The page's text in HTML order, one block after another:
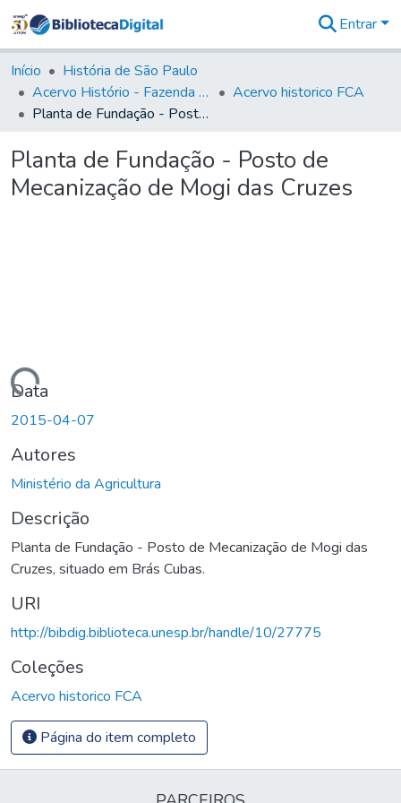
&
Coleções
Tudo na
Biblioteca
Estatísticas
Entrar
Início
História de São Paulo
Acervo Histório - Fazenda Lageado
Acervo historico FCA
Planta de Fundação - Posto de Mecanização de Mogi das Cruzes
Planta de Fundação - Posto de
Mecanização de Mogi das Cruzes
Carregando...
Data
2015-04-07
Autores
Ministério da Agricultura
Descrição
Planta de Fundação - Posto de Mecanização de Mogi das
Cruzes, situado em Brás Cubas.
URI
http://bibdig.biblioteca.unesp.br/handle/10/27775
Coleções
Acervo historico FCA
Página do item completo